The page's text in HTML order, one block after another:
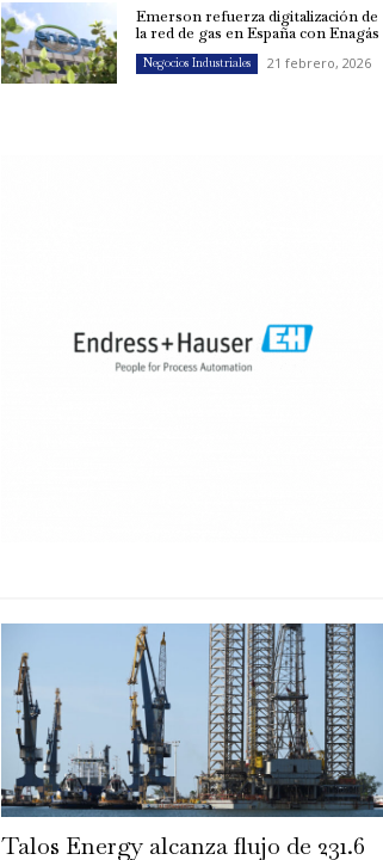
Emerson refuerza digitalización de
la red de gas en España con Enagás
Negocios Industriales 21 febrero, 2026
Talos Energy alcanza flujo de 231.6